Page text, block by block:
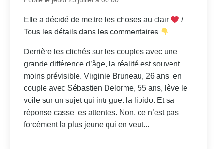
Elle a décidé de mettre les choses au clair
/
Tous les détails dans les commentaires
Derrière les clichés sur les couples avec une
grande différence d’âge, la réalité est souvent
moins prévisible. Virginie Bruneau, 26 ans, en
couple avec Sébastien Delorme, 55 ans, lève le
voile sur un sujet qui intrigue: la libido. Et sa
réponse casse les attentes. Non, ce n’est pas
forcément la plus jeune qui en veut...